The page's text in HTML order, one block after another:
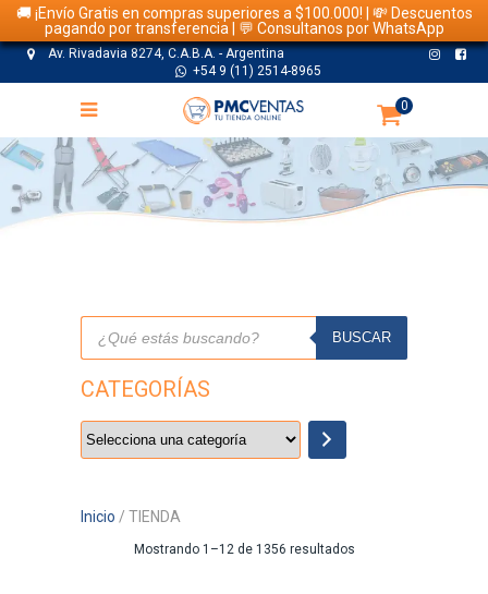
🚚 ¡Envío Gratis en compras superiores a $100.000! | 💸 Descuentos
pagando por transferencia | 💬 Consultanos por WhatsApp
Av. Rivadavia 8274, C.A.B.A. - Argentina
+54 9 (11) 2514-8965
0
TIENDA
Búsqueda
productos
BUSCAR
CATEGORÍAS
Selecciona
una
Inicio / TIENDA
Mostrando 1–12 de 1356 resultadosOrdenado